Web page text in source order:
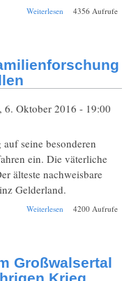
Weiterlesen über 3.
4356 Aufrufe
6. Oktober 2016 - 19:00
seine besonderen
ein. Die väterliche
älteste nachweisbare
Gelderland.
Weiterlesen über Vorstellung
4200 Aufrufe
Großwalsertal
Krieg,